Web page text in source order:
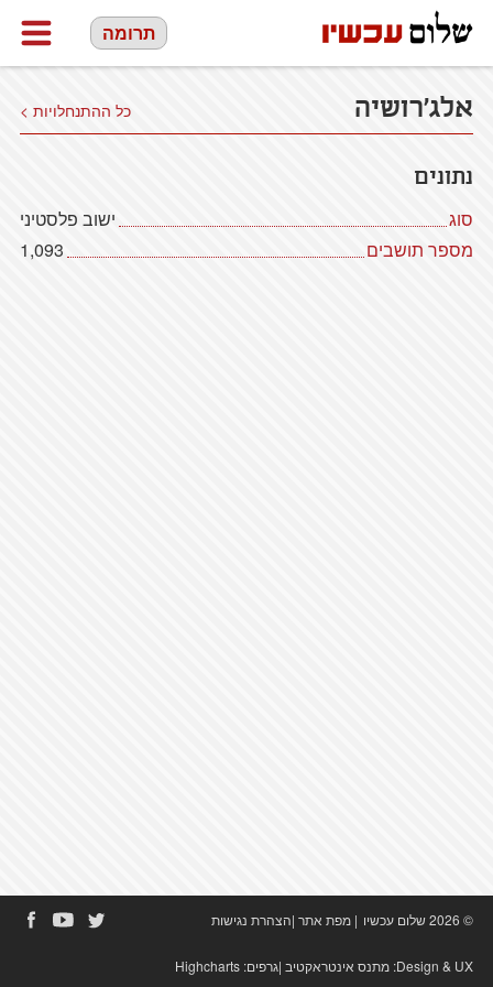
תרומה
אלג'רושיה כל ההתנחלויות >
נתונים
סוג
ישוב פלסטיני
מספר תושבים
1,093
© 2026 שלום עכשיו | מפת אתר|הצהרת נגישות
Design & UX: מתנס אינטראקטיב|גרפים: Highcharts